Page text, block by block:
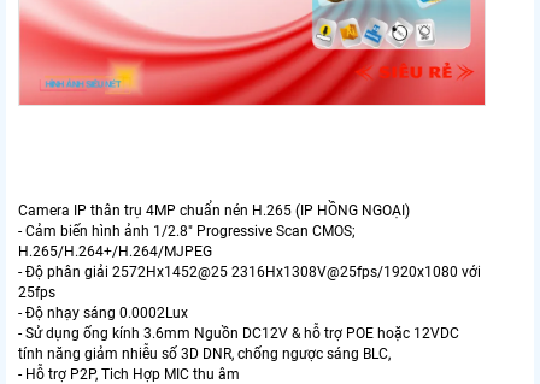
Camera IP thân trụ 4MP chuẩn nén H.265 (IP HỒNG NGOẠI)
- Cảm biến hình ảnh 1/2.8" Progressive Scan CMOS;
H.265/H.264+/H.264/MJPEG
- Độ phân giải 2572Hx1452@25 2316Hx1308V@25fps/1920x1080 với
25fps
- Độ nhạy sáng 0.0002Lux
- Sử dụng ống kính 3.6mm Nguồn DC12V & hỗ trợ POE hoặc 12VDC
tính năng giảm nhiễu số 3D DNR, chống ngược sáng BLC,
- Hỗ trợ P2P, Tich Hợp MIC thu âm